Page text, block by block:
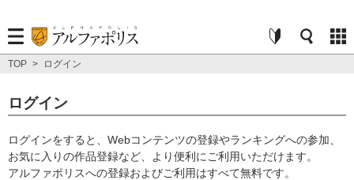
TOP > ログイン
ログイン
ログインをすると、Webコンテンツの登録やランキングへの参加、
お気に入りの作品登録など、より便利にご利用いただけます。
アルファポリスへの登録およびご利用はすべて無料です。